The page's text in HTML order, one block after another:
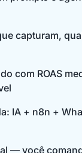
capturam,
com ROAS
IA + n8n +
— você